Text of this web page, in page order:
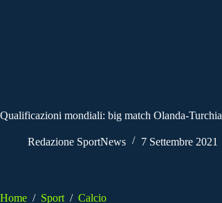
Qualificazioni mondiali: big match Olanda-Turchia
Redazione SportNews 7 Settembre 2021
Home / Sport / Calcio